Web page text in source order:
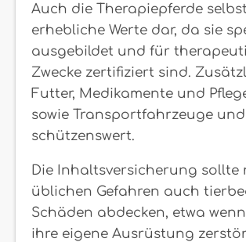
Auch die Therapiepferde
erhebliche Werte dar, da sie
ausgebildet und für
Zwecke zertifiziert sind.
Futter, Medikamente und
sowie Transportfahrzeuge
schützenswert.
Die Inhaltsversicherung sollte
üblichen Gefahren auch
Schäden abdecken, etwa
ihre eigene Ausrüstung